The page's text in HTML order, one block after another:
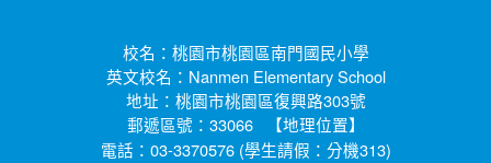
校名：桃園市桃園區南門國民小學
英文校名：Nanmen Elementary School
地址：桃園市桃園區復興路303號
郵遞區號：33066 【地理位置】
電話：03-3370576 (學生請假：分機313)